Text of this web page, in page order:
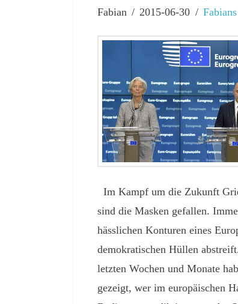
Fabian 2015-06-30
Im Kampf um die Zukunft
sind die Masken gefallen.
hässlichen Konturen eines
demokratischen Hüllen
letzten Wochen und Monate
gezeigt, wer im europäischen